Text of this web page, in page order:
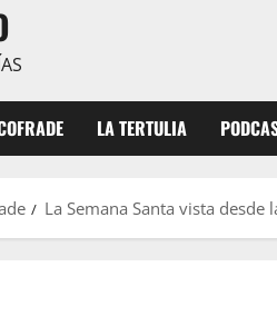
LA TERTULIA
La Semana Santa vista desde